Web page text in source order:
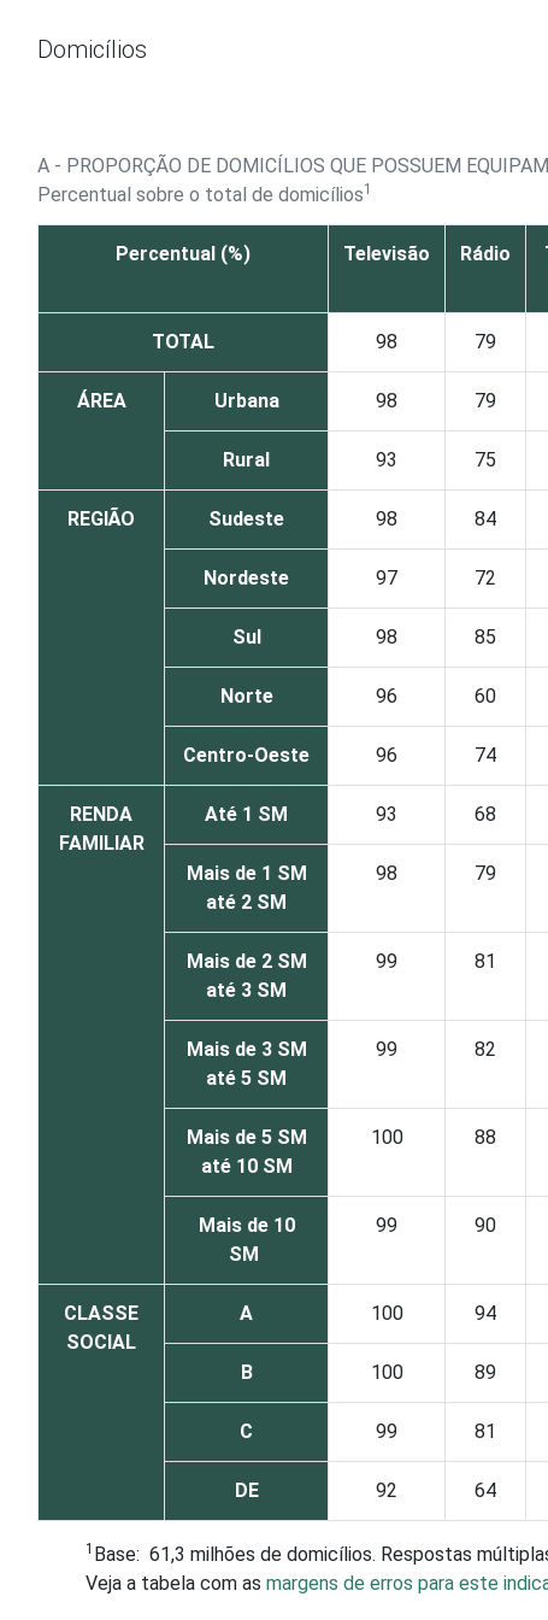
Domicílios
A - PROPORÇÃO DE DOMICÍLIOS QUE POSSUEM
Percentual sobre o total de domicílios1
Percentual (%) Televisão Rádio
TOTAL 98 79
ÁREA Urbana 98 79
Rural 93 75
REGIÃO Sudeste 98 84
Nordeste 97 72
Sul 98 85
Norte 96 60
Centro-Oeste 96 74
RENDA
FAMILIAR
Até 1 SM 93 68
Mais de 1 SM
até 2 SM
98 79
Mais de 2 SM
até 3 SM
99 81
Mais de 3 SM
até 5 SM
99 82
Mais de 5 SM
até 10 SM
100 88
Mais de 10
SM
99 90
CLASSE
SOCIAL
A 100 94
B 100 89
C 99 81
DE 92 64
1 Base: 61,3 milhões de domicílios. Respostas
Veja a tabela com as margens de erros para este